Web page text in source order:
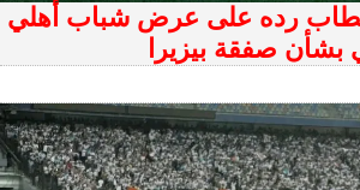
خطاب رده على عرض شباب أهلي
بشأن صفقة بيزيرا